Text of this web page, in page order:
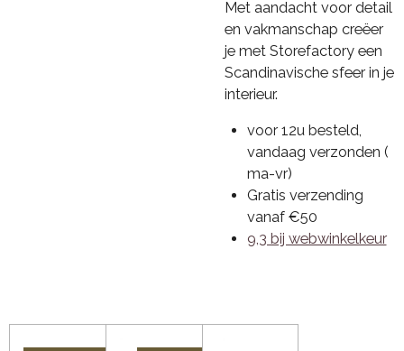
Met aandacht voor detail
en vakmanschap creëer
je met Storefactory een
Scandinavische sfeer in je
interieur.
voor 12u besteld,
vandaag verzonden (
ma-vr)
Gratis verzending
vanaf €50
9,3 bij webwinkelkeur